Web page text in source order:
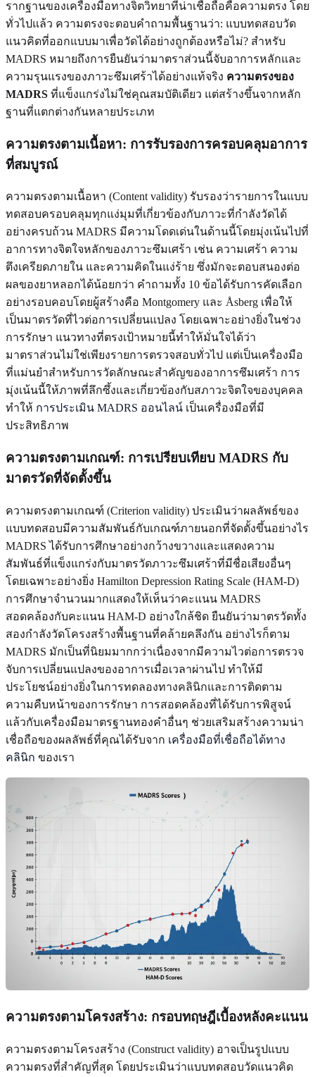
รากฐานของเครื่องมือทางจิตวิทยาที่น่าเชื่อถือคือความตรง โดย
ทั่วไปแล้ว ความตรงจะตอบคำถามพื้นฐานว่า: แบบทดสอบวัด
แนวคิดที่ออกแบบมาเพื่อวัดได้อย่างถูกต้องหรือไม่? สำหรับ
MADRS หมายถึงการยืนยันว่ามาตราส่วนนี้จับอาการหลักและ
ความรุนแรงของภาวะซึมเศร้าได้อย่างแท้จริง ความตรงของ
MADRS ที่แข็งแกร่งไม่ใช่คุณสมบัติเดียว แต่สร้างขึ้นจากหลัก
ฐานที่แตกต่างกันหลายประเภท
ความตรงตามเนื้อหา: การรับรองการครอบคลุมอาการ
ที่สมบูรณ์
ความตรงตามเนื้อหา (Content validity) รับรองว่ารายการในแบบ
ทดสอบครอบคลุมทุกแง่มุมที่เกี่ยวข้องกับภาวะที่กำลังวัดได้
อย่างครบถ้วน MADRS มีความโดดเด่นในด้านนี้โดยมุ่งเน้นไปที่
อาการทางจิตใจหลักของภาวะซึมเศร้า เช่น ความเศร้า ความ
ตึงเครียดภายใน และความคิดในแง่ร้าย ซึ่งมักจะตอบสนองต่อ
ผลของยาหลอกได้น้อยกว่า คำถามทั้ง 10 ข้อได้รับการคัดเลือก
อย่างรอบคอบโดยผู้สร้างคือ Montgomery และ Åsberg เพื่อให้
เป็นมาตรวัดที่ไวต่อการเปลี่ยนแปลง โดยเฉพาะอย่างยิ่งในช่วง
การรักษา แนวทางที่ตรงเป้าหมายนี้ทำให้มั่นใจได้ว่า
มาตราส่วนไม่ใช่เพียงรายการตรวจสอบทั่วไป แต่เป็นเครื่องมือ
ที่แม่นยำสำหรับการวัดลักษณะสำคัญของอาการซึมเศร้า การ
มุ่งเน้นนี้ให้ภาพที่ลึกซึ้งและเกี่ยวข้องกับสภาวะจิตใจของบุคคล
ทำให้ การประเมิน MADRS ออนไลน์ เป็นเครื่องมือที่มี
ประสิทธิภาพ
ความตรงตามเกณฑ์: การเปรียบเทียบ MADRS กับ
มาตรวัดที่จัดตั้งขึ้น
ความตรงตามเกณฑ์ (Criterion validity) ประเมินว่าผลลัพธ์ของ
แบบทดสอบมีความสัมพันธ์กับเกณฑ์ภายนอกที่จัดตั้งขึ้นอย่างไร
MADRS ได้รับการศึกษาอย่างกว้างขวางและแสดงความ
สัมพันธ์ที่แข็งแกร่งกับมาตรวัดภาวะซึมเศร้าที่มีชื่อเสียงอื่นๆ
โดยเฉพาะอย่างยิ่ง Hamilton Depression Rating Scale (HAM-D)
การศึกษาจำนวนมากแสดงให้เห็นว่าคะแนน MADRS
สอดคล้องกับคะแนน HAM-D อย่างใกล้ชิด ยืนยันว่ามาตรวัดทั้ง
สองกำลังวัดโครงสร้างพื้นฐานที่คล้ายคลึงกัน อย่างไรก็ตาม
MADRS มักเป็นที่นิยมมากกว่าเนื่องจากมีความไวต่อการตรวจ
จับการเปลี่ยนแปลงของอาการเมื่อเวลาผ่านไป ทำให้มี
ประโยชน์อย่างยิ่งในการทดลองทางคลินิกและการติดตาม
ความคืบหน้าของการรักษา การสอดคล้องที่ได้รับการพิสูจน์
แล้วกับเครื่องมือมาตรฐานทองคำอื่นๆ ช่วยเสริมสร้างความน่า
เชื่อถือของผลลัพธ์ที่คุณได้รับจาก เครื่องมือที่เชื่อถือได้ทาง
คลินิก ของเรา
ความตรงตามโครงสร้าง: กรอบทฤษฎีเบื้องหลังคะแนน
ความตรงตามโครงสร้าง (Construct validity) อาจเป็นรูปแบบ
ความตรงที่สำคัญที่สุด โดยประเมินว่าแบบทดสอบวัดแนวคิด